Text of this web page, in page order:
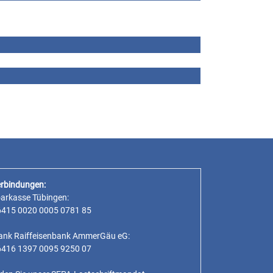
Tübingen:
0020 0005 0781 85
Raiffeisenbank AmmerGäu eG:
1397 0095 9250 07